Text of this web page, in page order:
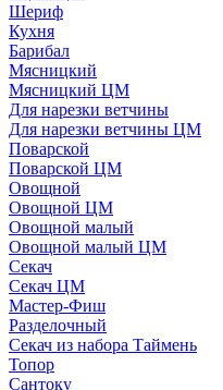
Шериф
Кухня
Барибал
Мясницкий
Мясницкий ЦМ
Для нарезки ветчины
Для нарезки ветчины ЦМ
Поварской
Поварской ЦМ
Овощной
Овощной ЦМ
Овощной малый
Овощной малый ЦМ
Секач
Секач ЦМ
Мастер-Фиш
Разделочный
Секач из набора Таймень
Топор
Сантоку